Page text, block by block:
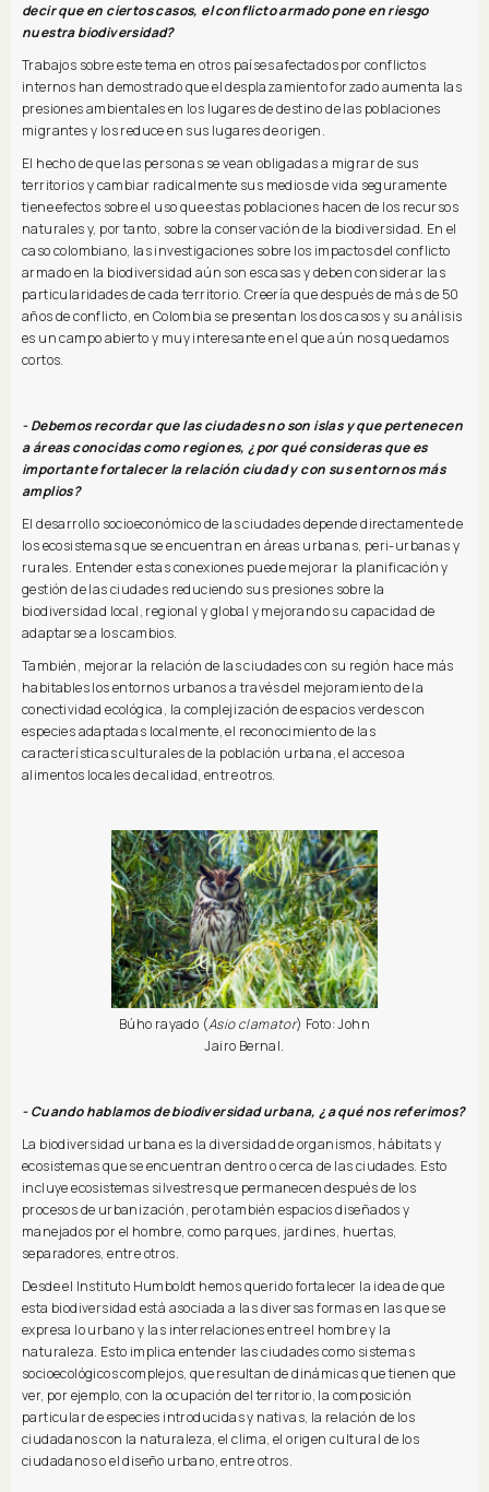
decir que en ciertos casos, el conflicto armado pone en riesgo
nuestra biodiversidad?
Trabajos sobre este tema en otros países afectados por conflictos
internos han demostrado que el desplazamiento forzado aumenta las
presiones ambientales en los lugares de destino de las poblaciones
migrantes y los reduce en sus lugares de origen.
El hecho de que las personas se vean obligadas a migrar de sus
territorios y cambiar radicalmente sus medios de vida seguramente
tiene efectos sobre el uso que estas poblaciones hacen de los recursos
naturales y, por tanto, sobre la conservación de la biodiversidad. En el
caso colombiano, las investigaciones sobre los impactos del conflicto
armado en la biodiversidad aún son escasas y deben considerar las
particularidades de cada territorio. Creería que después de más de 50
años de conflicto, en Colombia se presentan los dos casos y su análisis
es un campo abierto y muy interesante en el que aún nos quedamos
cortos.
- Debemos recordar que las ciudades no son islas y que pertenecen
a áreas conocidas como regiones, ¿por qué consideras que es
importante fortalecer la relación ciudad y con sus entornos más
amplios?
El desarrollo socioeconómico de las ciudades depende directamente de
los ecosistemas que se encuentran en áreas urbanas, peri-urbanas y
rurales. Entender estas conexiones puede mejorar la planificación y
gestión de las ciudades reduciendo sus presiones sobre la
biodiversidad local, regional y global y mejorando su capacidad de
adaptarse a los cambios.
También, mejorar la relación de las ciudades con su región hace más
habitables los entornos urbanos a través del mejoramiento de la
conectividad ecológica, la complejización de espacios verdes con
especies adaptadas localmente, el reconocimiento de las
características culturales de la población urbana, el acceso a
alimentos locales de calidad, entre otros.
Búho rayado (Asio clamator) Foto: John
Jairo Bernal.
- Cuando hablamos de biodiversidad urbana, ¿a qué nos referimos?
La biodiversidad urbana es la diversidad de organismos, hábitats y
ecosistemas que se encuentran dentro o cerca de las ciudades. Esto
incluye ecosistemas silvestres que permanecen después de los
procesos de urbanización, pero también espacios diseñados y
manejados por el hombre, como parques, jardines, huertas,
separadores, entre otros.
Desde el Instituto Humboldt hemos querido fortalecer la idea de que
esta biodiversidad está asociada a las diversas formas en las que se
expresa lo urbano y las interrelaciones entre el hombre y la
naturaleza. Esto implica entender las ciudades como sistemas
socioecológicos complejos, que resultan de dinámicas que tienen que
ver, por ejemplo, con la ocupación del territorio, la composición
particular de especies introducidas y nativas, la relación de los
ciudadanos con la naturaleza, el clima, el origen cultural de los
ciudadanos o el diseño urbano, entre otros.